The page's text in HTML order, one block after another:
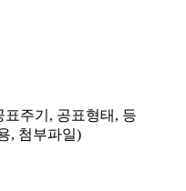
표주기, 공표형태, 등
, 첨부파일)